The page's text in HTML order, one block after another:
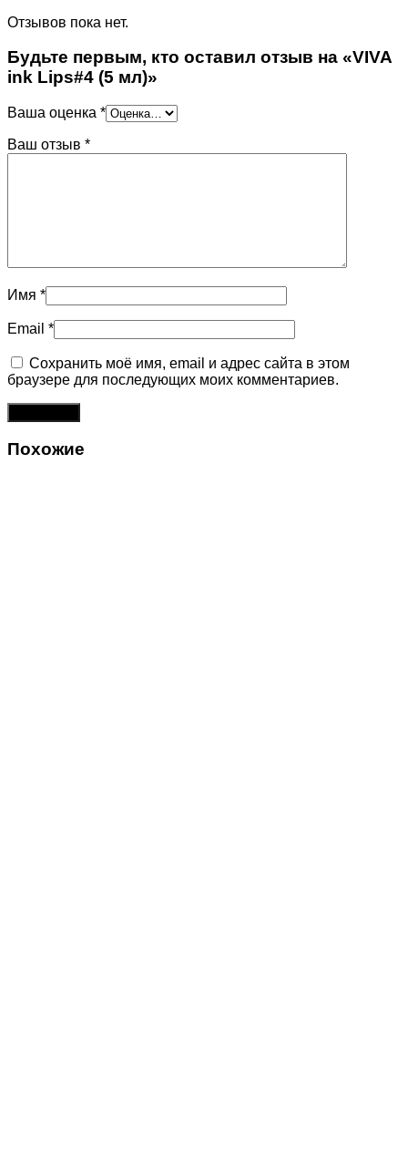
Отзывов пока нет.
Будьте первым, кто оставил отзыв на «VIVA
ink Lips#4 (5 мл)»
Ваша оценка *
Ваш отзыв *
Имя *
Email *
Сохранить моё имя, email и адрес сайта в этом
браузере для последующих моих комментариев.
Похожие